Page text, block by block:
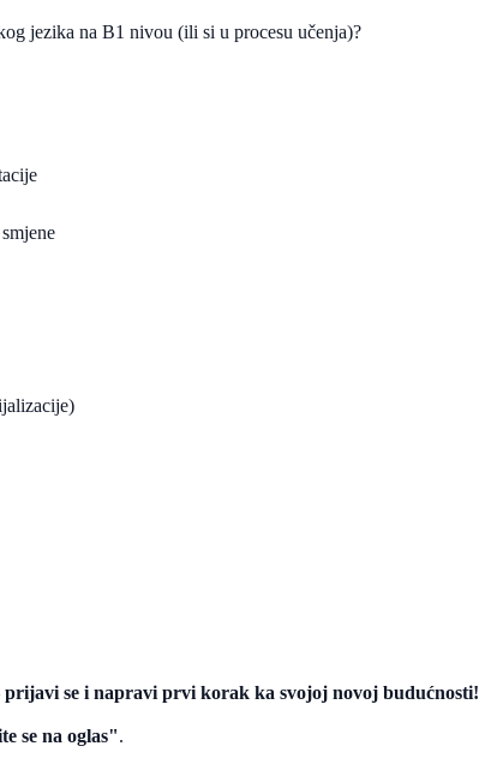
jezika na B1 nivou (ili si u procesu učenja)?
prijavi se i napravi prvi korak ka svojoj novoj budućnosti!
se na oglas".